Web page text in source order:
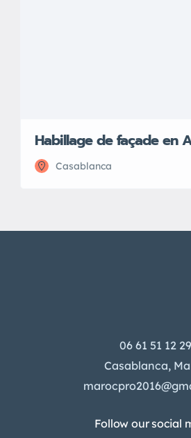
Habillage de façade en
Casablanca
06 61 51 12 29
Casablanca,
Follow our social